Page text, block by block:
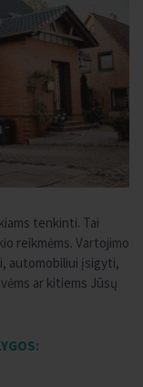
tenkinti. Tai
reikmėms. Vartojimo
automobiliui įsigyti,
ar kitiems Jūsų